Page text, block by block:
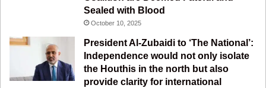
m
Sealed with Blood
October 10, 2025
President Al-Zubaidi to ‘The National’:
Independence would not only isolate
the Houthis in the north but also
provide clarity for international